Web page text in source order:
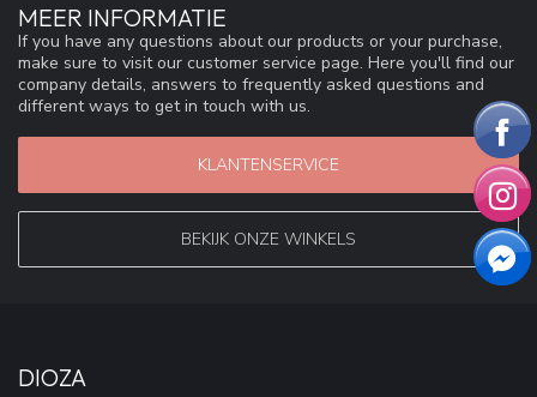
MEER INFORMATIE
If you have any questions about our products or your purchase,
make sure to visit our customer service page. Here you'll find our
company details, answers to frequently asked questions and
different ways to get in touch with us.
KLANTENSERVICE
BEKIJK ONZE WINKELS
DIOZA